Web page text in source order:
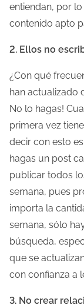
entiendan, por
contenido apto
2. Ellos no
¿Con qué
han actualizado
No lo hagas!
primera vez
decir con esto
hagas un post
publicar todos
semana, pues
importa la
semana, sólo
búsqueda,
que se
con confianza a
3. No crear